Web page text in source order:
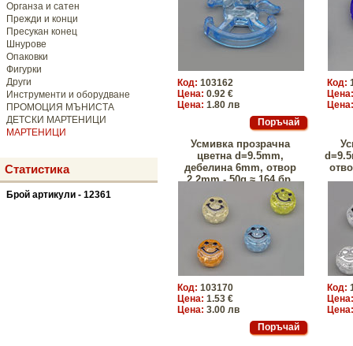
Органза и сатен
Прежди и конци
Пресукан конец
Шнурове
Опаковки
Фигурки
Други
Инструменти и оборудване
ПРОМОЦИЯ МЪНИСТА
ДЕТСКИ МАРТЕНИЦИ
МАРТЕНИЦИ
Статистика
Брой артикули - 12361
Код: 103162
Цена: 0.92 €
Цена: 1.80 лв
Код:
Усмивка прозрачна
цветна d=9.5mm,
дебелина 6mm, отвор
2.2mm - 50g ≈ 164 бр.
Код: 103170
Цена: 1.53 €
Цена: 3.00 лв
Код: